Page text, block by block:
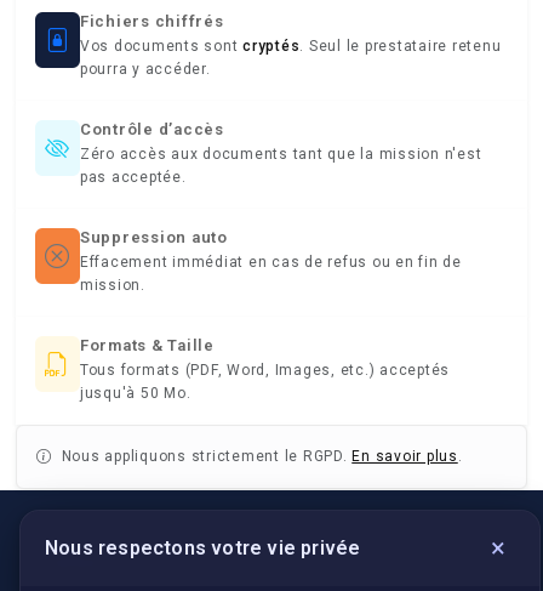
Fichiers chiffrés
Vos documents sont cryptés. Seul le prestataire retenu
pourra y accéder.
Contrôle d’accès
Zéro accès aux documents tant que la mission n'est
pas acceptée.
Suppression auto
Effacement immédiat en cas de refus ou en fin de
mission.
Formats & Taille
Tous formats (PDF, Word, Images, etc.) acceptés
jusqu'à 50 Mo.
Nous appliquons strictement le RGPD. En savoir plus .
Nous respectons votre vie privée ×
LIENS UTILES